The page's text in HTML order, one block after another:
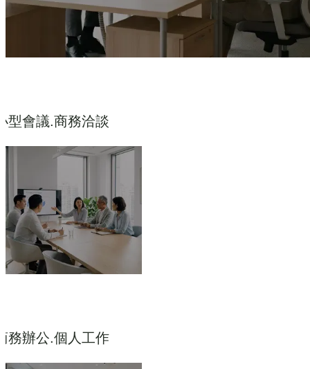
型會議.商務洽談
務辦公.個人工作